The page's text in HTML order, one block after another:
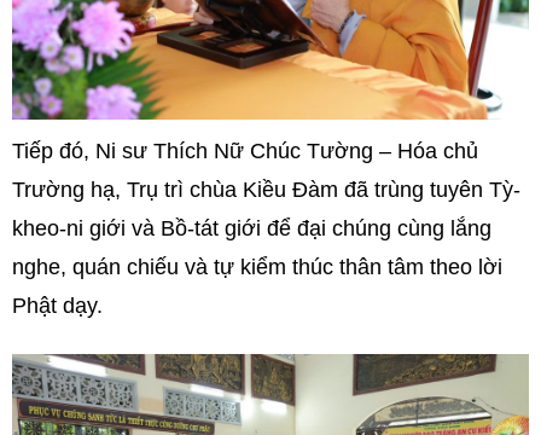
Tiếp đó, Ni sư Thích Nữ Chúc Tường – Hóa chủ
Trường hạ, Trụ trì chùa Kiều Đàm đã trùng tuyên Tỳ-
kheo-ni giới và Bồ-tát giới để đại chúng cùng lắng
nghe, quán chiếu và tự kiểm thúc thân tâm theo lời
Phật dạy.